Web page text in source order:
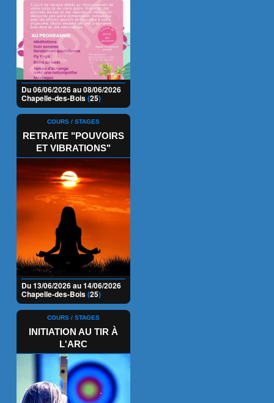
Du 06/06/2026 au 08/06/2026
Chapelle-des-Bois(25)
COURS / STAGES
RETRAITE "POUVOIRS
ET VIBRATIONS"
Du 13/06/2026 au 14/06/2026
Chapelle-des-Bois(25)
COURS / STAGES
INITIATION AU TIR À
L'ARC